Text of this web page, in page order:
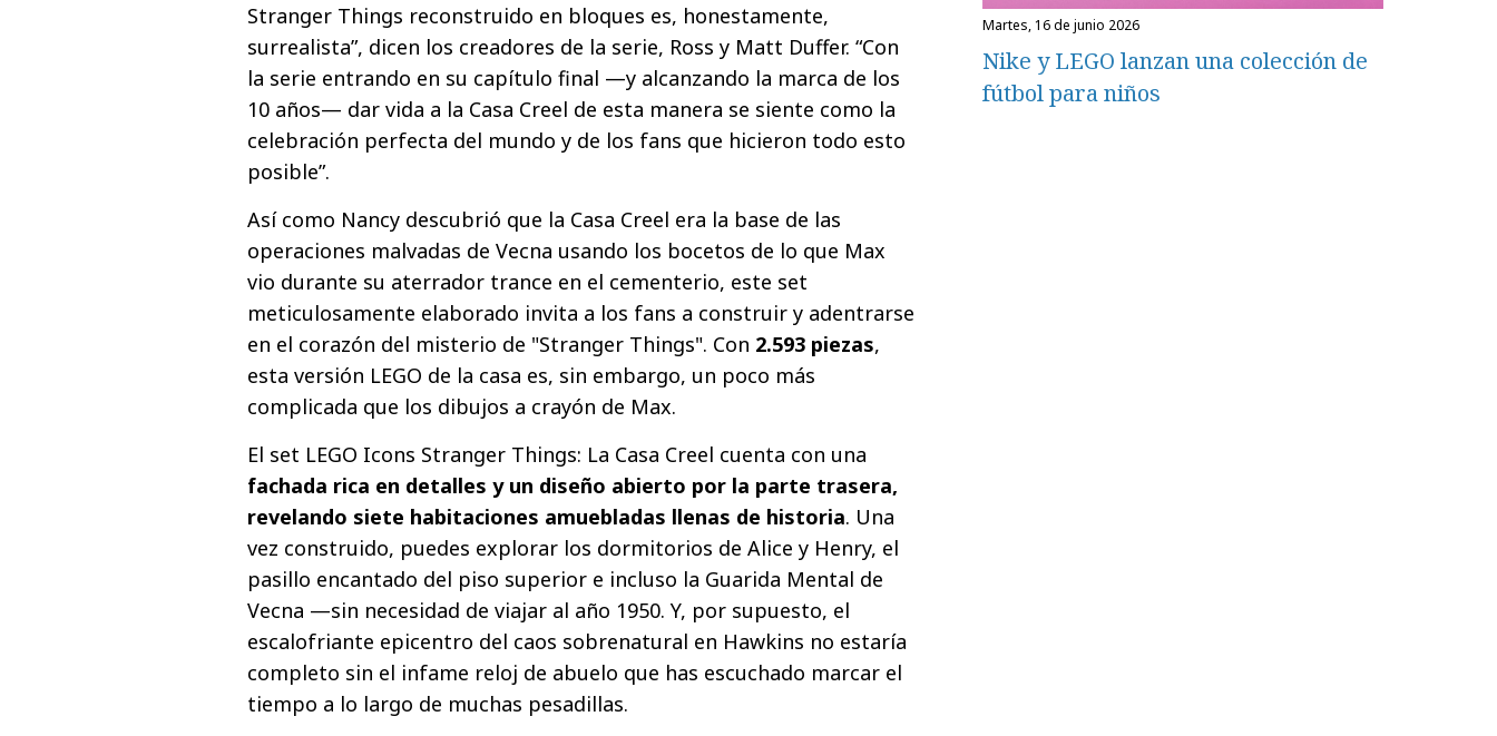
Stranger Things reconstruido en bloques es, honestamente,
surrealista”, dicen los creadores de la serie, Ross y Matt Duffer. “Con
la serie entrando en su capítulo final —y alcanzando la marca de los
10 años— dar vida a la Casa Creel de esta manera se siente como la
celebración perfecta del mundo y de los fans que hicieron todo esto
posible”.
Así como Nancy descubrió que la Casa Creel era la base de las
operaciones malvadas de Vecna usando los bocetos de lo que Max
vio durante su aterrador trance en el cementerio, este set
meticulosamente elaborado invita a los fans a construir y adentrarse
en el corazón del misterio de "Stranger Things". Con 2.593 piezas,
esta versión LEGO de la casa es, sin embargo, un poco más
complicada que los dibujos a crayón de Max.
El set LEGO Icons Stranger Things: La Casa Creel cuenta con una
fachada rica en detalles y un diseño abierto por la parte trasera,
revelando siete habitaciones amuebladas llenas de historia. Una
vez construido, puedes explorar los dormitorios de Alice y Henry, el
pasillo encantado del piso superior e incluso la Guarida Mental de
Vecna —sin necesidad de viajar al año 1950. Y, por supuesto, el
escalofriante epicentro del caos sobrenatural en Hawkins no estaría
completo sin el infame reloj de abuelo que has escuchado marcar el
tiempo a lo largo de muchas pesadillas.
martes, 16 de junio 2026
Nike y LEGO lanzan una colección de
fútbol para niños